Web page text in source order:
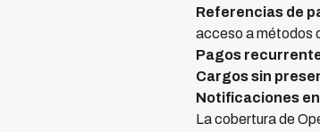
Referencias de
acceso a métodos
Pagos
Cargos sin
Notificaciones
La cobertura de